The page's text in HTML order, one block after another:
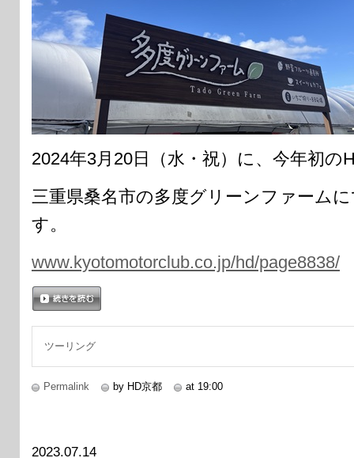
2024年3月20日（水・祝）に、今年初の
三重県桑名市の多度グリーンファーム
す。
www.kyotomotorclub.co.jp/hd/page8838/
ツーリング
Permalink by HD京都 at 19:00
2023.07.14